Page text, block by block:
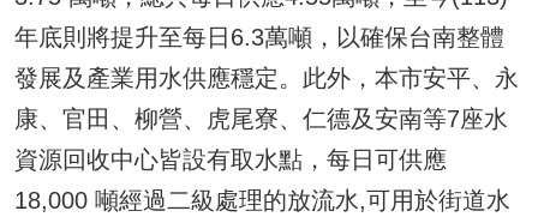
年底則將提升至每日6.3萬噸，以確保台南整體
發展及產業用水供應穩定。此外，本市安平、永
康、官田、柳營、虎尾寮、仁德及安南等7座水
資源回收中心皆設有取水點，每日可供應
18,000 噸經過二級處理的放流水,可用於街道水